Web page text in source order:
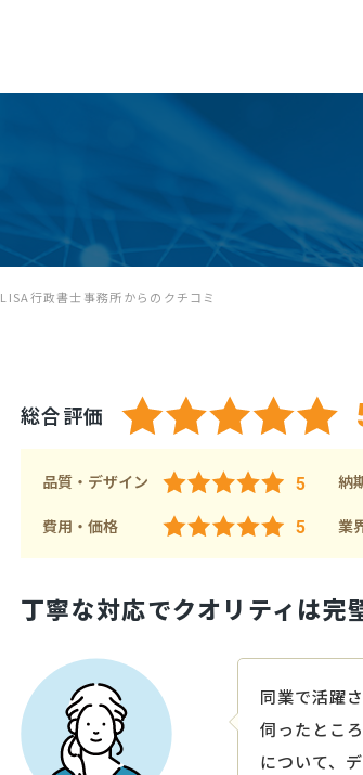
LISA行政書士事務所からのクチコミ
総合評価
品質・デザイン 5 納
費用・価格 5 業
丁寧な対応でクオリティは完
同業で活躍
伺ったとこ
について、